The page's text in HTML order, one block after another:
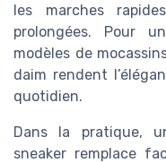
les marches
prolongées. Pour
modèles de
daim rendent
quotidien.
Dans la pratique,
sneaker remplace